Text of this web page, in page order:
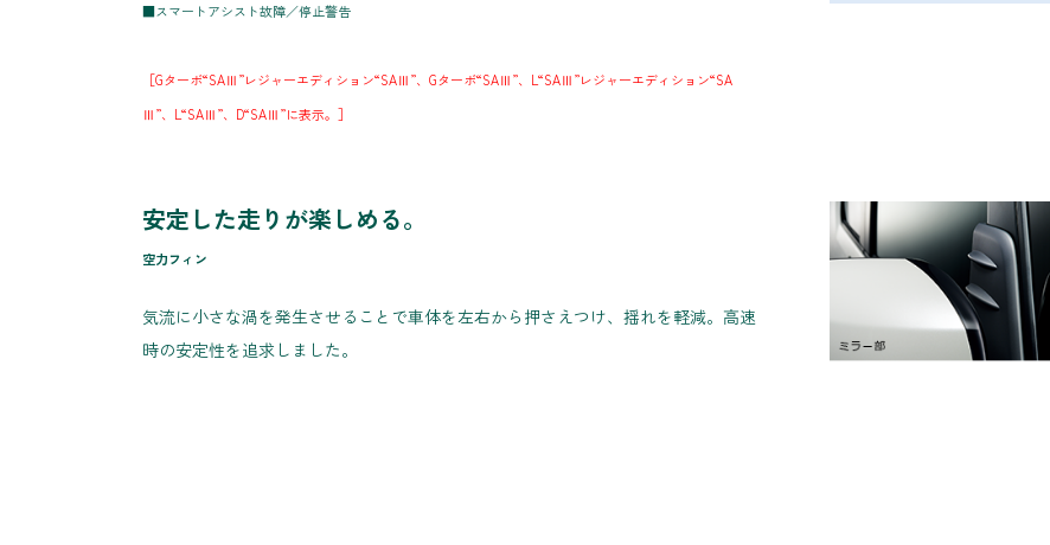
■スマートアシスト故障／停止警告
［Gターボ“SAⅢ”レジャーエディション“SAⅢ”、Gターボ“SAⅢ”、L“SAⅢ”レジャーエディション“SA
Ⅲ”、L“SAⅢ”、D“SAⅢ”に表示。］
安定した走りが楽しめる。
空力フィン
気流に小さな渦を発生させることで車体を左右から押さえつけ、揺れを軽減。高速
時の安定性を追求しました。